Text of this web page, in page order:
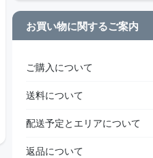
お買い物に関するご案内
ご購入について
送料について
配送予定とエリアについて
返品について